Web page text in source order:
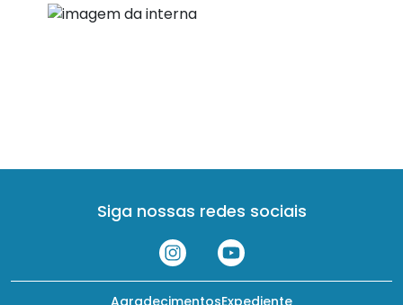
Siga nossas redes sociais
Expediente
Agradecimentos